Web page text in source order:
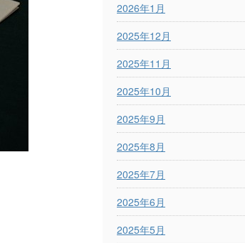
2026年1月
2025年12月
2025年11月
2025年10月
2025年9月
2025年8月
2025年7月
2025年6月
2025年5月